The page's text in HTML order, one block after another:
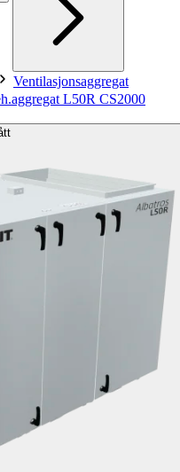
Ventilasjonsaggregat
L50R CS2000